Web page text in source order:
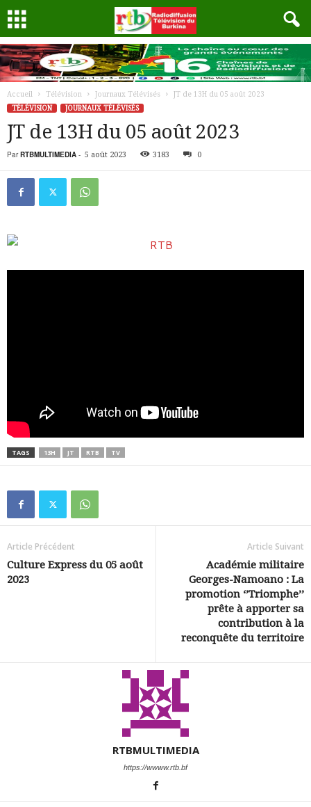
Accueil Télévision Journaux Télévisés
JT de 13H du 05 août 2023
TÉLÉVISION
JOURNAUX TÉLÉVISÉS
JT de 13H du 05 août 2023
Par RTBMULTIMEDIA - 5 août 2023 3183 0
TAGS 13H JT RTB TV
Article Précédent
Culture Express du 05 août
2023
Article Suivant
Académie militaire
Georges-Namoano : La
promotion ‘’Triomphe’’
prête à apporter sa
contribution à la
reconquête du territoire
RTBMULTIMEDIA
https://wwww.rtb.bf